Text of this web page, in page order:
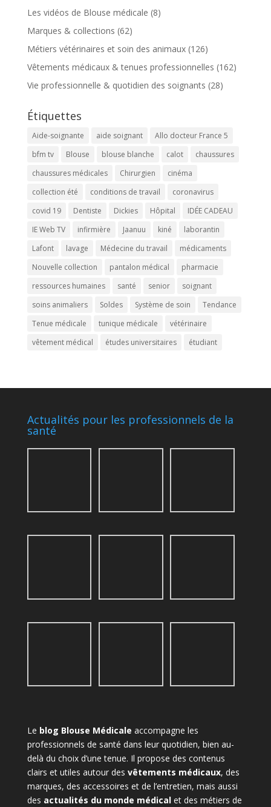
Les vidéos de Blouse médicale (8)
Marques & collections (62)
Métiers vétérinaires et soin des animaux(126)
Vêtements médicaux & tenues professionnelles (162)
Vie professionnelle & quotidien des soignants (28)
Étiquettes
Aide-soignante aide soignant
Allo docteur France 5
bfm tv
Blouse blouse blanche calot
chaussures
chaussures médicales
Chirurgien
cinéma
collection été
conditions de travail
coronavirus
covid 19
Dentiste Dickies Hôpital
IDÉE CADEAU
IE Web TV
infirmière Jaanuu kiné
laborantin
Lafont
lavage Médecine du travail
médicaments
Nouvelle collection
pantalon médical
pharmacie
ressources humaines
santé senior
soignant
soins animaliers
Soldes Système de soin
Tendance
Tenue médicale
tunique médicale
vétérinaire
vêtement médical
études universitaires étudiant
Actualités pour les professionnels de la
santé
Le blog Blouse Médicale accompagne les
professionnels de santé dans leur quotidien, bien au-
delà du choix d’une tenue. Il propose des contenus
clairs et utiles autour des vêtements médicaux, des
marques, des accessoires et de l’entretien, mais aussi
des actualités du monde médicalet des métiers de